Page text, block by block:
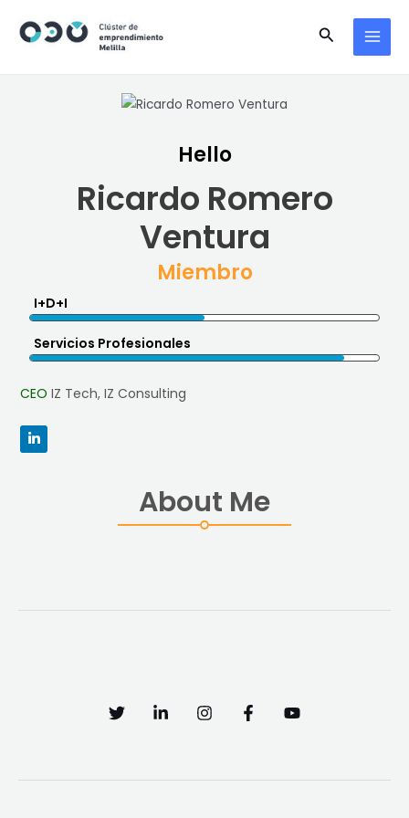
Search
Hello
Ricardo Romero
Ventura
Miembro
I+D+i
Servicios Profesionales
CEO IZ Tech, IZ Consulting
About Me